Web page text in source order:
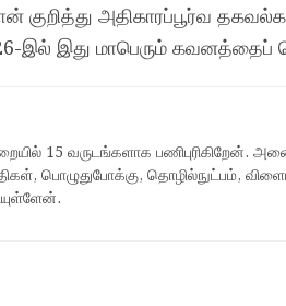
குறித்து அதிகாரப்பூர்வ
இது மாபெரும் கவனத்தைப்
15 வருடங்களாக பணிபுரிகிறேன்.
பொழுதுபோக்கு, தொழில்நுட்பம்,